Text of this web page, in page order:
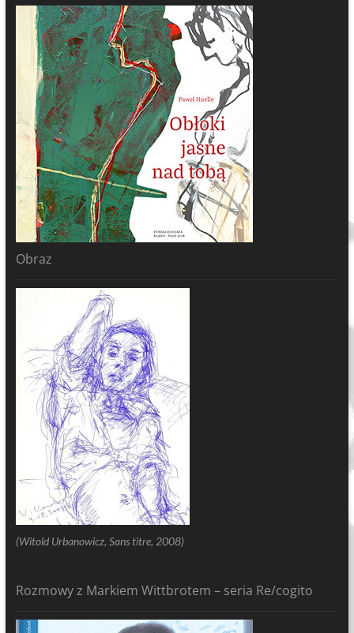
Obraz
(Witold Urbanowicz, Sans titre, 2008)
Rozmowy z Markiem Wittbrotem – seria Re/cogito